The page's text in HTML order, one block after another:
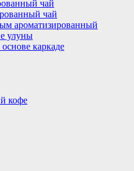
чай
чай
ароматизированный
улуны
каркаде
кофе